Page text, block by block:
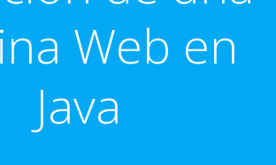
Web en
Java